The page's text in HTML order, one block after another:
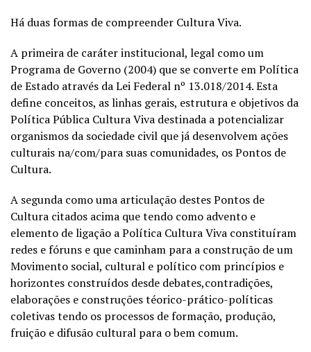
Há duas formas de compreender Cultura Viva.
A primeira de caráter institucional, legal como um
Programa de Governo (2004) que se converte em Política
de Estado através da Lei Federal nº 13.018/2014. Esta
define conceitos, as linhas gerais, estrutura e objetivos da
Política Pública Cultura Viva destinada a potencializar
organismos da sociedade civil que já desenvolvem ações
culturais na/com/para suas comunidades, os Pontos de
Cultura.
A segunda como uma articulação destes Pontos de
Cultura citados acima que tendo como advento e
elemento de ligação a Política Cultura Viva constituíram
redes e fóruns e que caminham para a construção de um
Movimento social, cultural e político com princípios e
horizontes construídos desde debates,contradições,
elaborações e construções téorico-prático-políticas
coletivas tendo os processos de formação, produção,
fruição e difusão cultural para o bem comum.